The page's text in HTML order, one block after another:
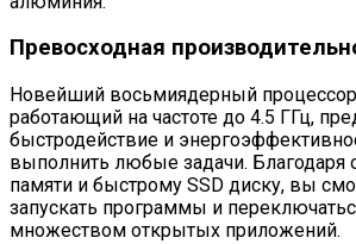
Превосходная
Новейший восьмиядерный
работающий на частоте до 4.5 ГГц,
быстродействие и
выполнить любые задачи. Благодаря
памяти и быстрому SSD диску, вы
запускать программы и
множеством открытых приложений.